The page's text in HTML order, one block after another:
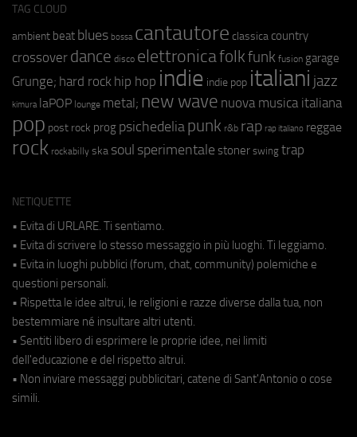
TAG CLOUD
ambient beat blues bossa cantautore classica country
crossover dance disco elettronicafolkfunk fusion garage
Grunge; hard rock hip hop indie indie pop italiani jazz
kimura laPOP lounge metal; new wave nuova musica italiana
pop post rock prog psichedeliapunk r&b rap rap italiano reggae
rock rockabilly ska soul sperimentale stoner swing trap
NETIQUETTE
• Evita di URLARE. Ti sentiamo.
• Evita di scrivere lo stesso messaggio in più luoghi. Ti leggiamo.
• Evita in luoghi pubblici (forum, chat, community) polemiche e
questioni personali.
• Rispetta le idee altrui, le religioni e razze diverse dalla tua, non
bestemmiare né insultare altri utenti.
• Sentiti libero di esprimere le proprie idee, nei limiti
dell'educazione e del rispetto altrui.
• Non inviare messaggi pubblicitari, catene di Sant'Antonio o cose
simili.